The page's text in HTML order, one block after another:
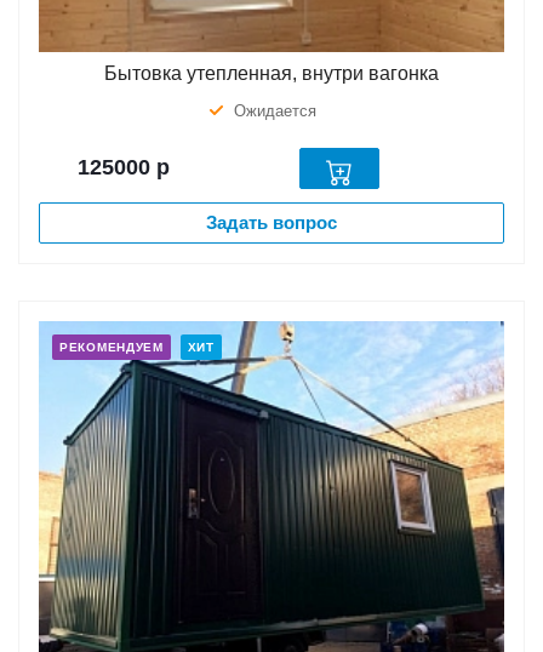
Бытовка утепленная, внутри вагонка
Ожидается
125000 р
Задать вопрос
РЕКОМЕНДУЕМ ХИТ